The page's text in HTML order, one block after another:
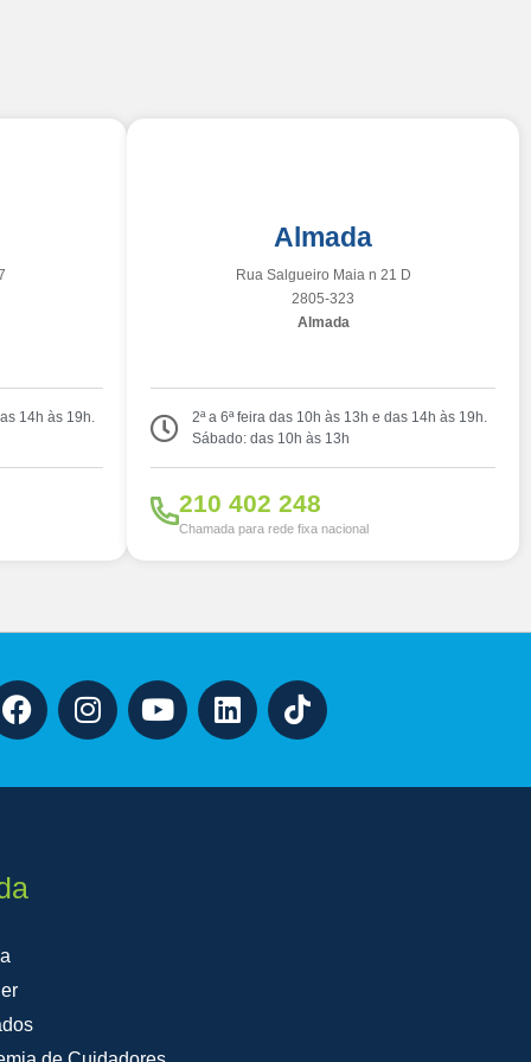
14h às 19h.
Almada
Rua Salgueiro Maia n 21 D
2805-323
Almada
2ª a 6ª feira das 10h às 13h e das 14h às 19h.
Sábado: das 10h às 13h
210 402 248
Chamada para rede fixa nacional